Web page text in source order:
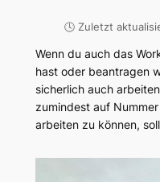
🕓 Zuletzt
Wenn du auch das
hast oder beantragen
sicherlich auch
zumindest auf
arbeiten zu können,